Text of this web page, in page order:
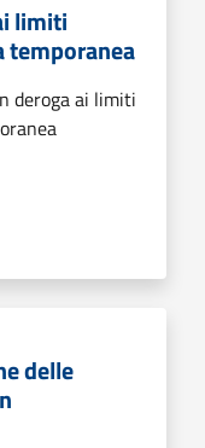
limiti
temporanea
deroga ai limiti
delle